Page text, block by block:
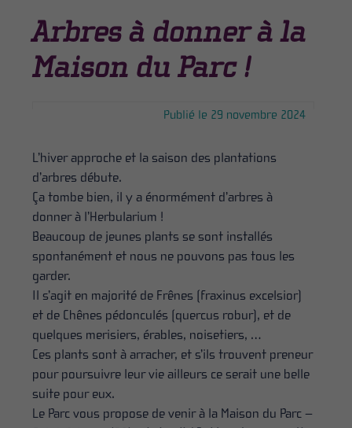
Arbres à donner à la
Maison du Parc !
Publié le 29 novembre 2024
L’hiver approche et la saison des plantations
d’arbres débute.
Ça tombe bien, il y a énormément d’arbres à
donner à l’Herbularium !
Beaucoup de jeunes plants se sont installés
spontanément et nous ne pouvons pas tous les
garder.
Il s’agit en majorité de Frênes (fraxinus excelsior)
et de Chênes pédonculés (quercus robur), et de
quelques merisiers, érables, noisetiers, …
Ces plants sont à arracher, et s’ils trouvent preneur
pour poursuivre leur vie ailleurs ce serait une belle
suite pour eux.
Le Parc vous propose de venir à la Maison du Parc –